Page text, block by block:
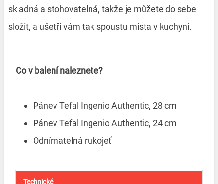
skladná a stohovatelná, takže je můžete do sebe
složit, a ušetří vám tak spoustu místa v kuchyni.
Co v balení naleznete?
Pánev Tefal Ingenio Authentic, 28 cm
Pánev Tefal Ingenio Authentic, 24 cm
Odnímatelná rukojeť
Technické